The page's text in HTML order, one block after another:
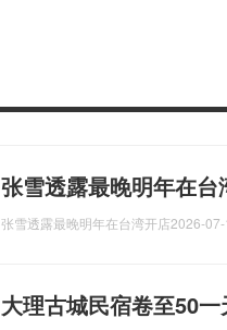
张雪透露最晚明年在
张雪透露最晚明年在台湾开店2026-
大理古城民宿卷至50